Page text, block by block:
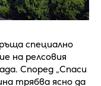
специално
на релсовия
Според „Спаси
трябва ясно да